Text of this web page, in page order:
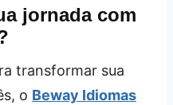
jornada com
transformar sua
o Beway Idiomas